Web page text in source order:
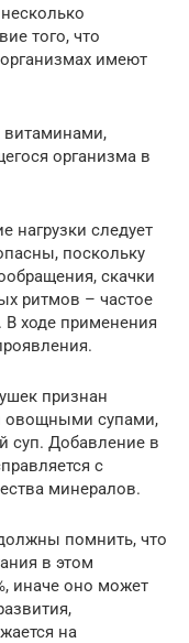
того, что
имеют
витаминами,
организма в
нагрузки следует
поскольку
скачки
ритмов – частое
В ходе применения
признан
овощными супами,
суп. Добавление в
с
минералов.
помнить, что
в этом
иначе оно может
на